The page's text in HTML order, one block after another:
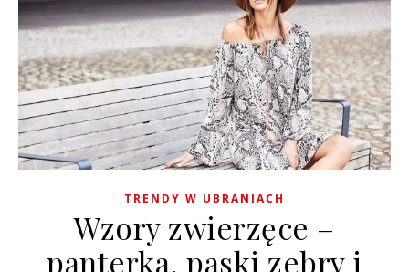
TRENDY W UBRANIACH
Wzory zwierzęce –
panterka, paski zebry i